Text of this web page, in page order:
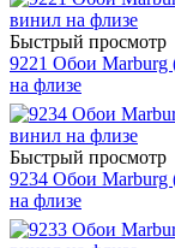
Быстрый просмотр
9221 Обои Marburg
на флизе
Быстрый просмотр
9234 Обои Marburg
на флизе